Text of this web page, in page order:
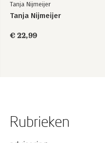
Tanja Nijmeijer
Tanja Nijmeijer
€ 22,99
Rubrieken